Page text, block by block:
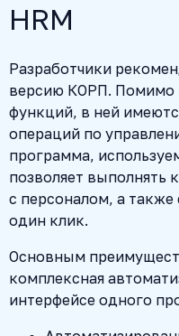
HRM
Разработчики
версию КОРП. Помимо
функций, в ней
операций по
программа,
позволяет выполнять
с персоналом, а также
один клик.
Основным
комплексная
интерфейсе одного